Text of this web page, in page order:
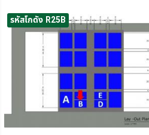
รหัสโกดัง R25B